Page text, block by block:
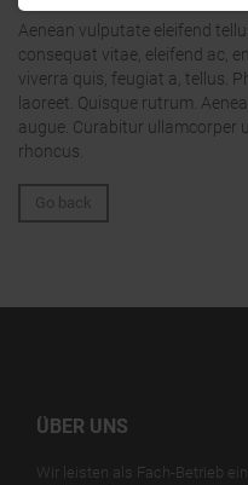
Aenean vulputate eleifend
consequat vitae, eleifend ac,
viverra quis, feugiat a, tellus.
laoreet. Quisque rutrum.
augue. Curabitur ullamcorper
rhoncus.
Go back
ÜBER UNS
Wir leisten als Fach-Betrieb